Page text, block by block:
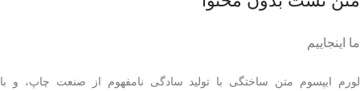
ما اینجاییم
لورم ایپسوم متن ساختگی با تولید سادگی نامفهوم از صنعت چاپ، و با